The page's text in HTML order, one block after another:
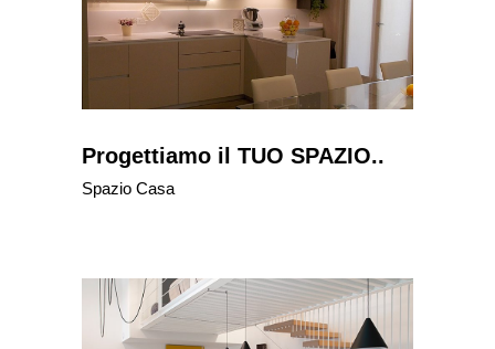
Progettiamo il TUO SPAZIO..
Spazio Casa